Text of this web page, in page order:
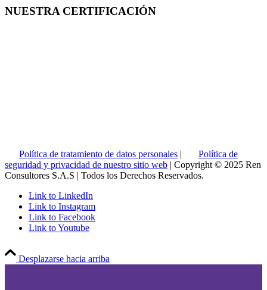
NUESTRA CERTIFICACIÓN
Política de tratamiento de datos personales |
Política de
seguridad y privacidad de nuestro sitio web | Copyright © 2025 Ren
Consultores S.A.S | Todos los Derechos Reservados.
Link to LinkedIn
Link to Instagram
Link to Facebook
Link to Youtube
Desplazarse hacia arriba